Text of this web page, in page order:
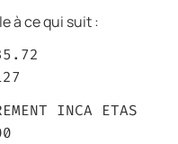
à ce qui suit :
INCA ETAS